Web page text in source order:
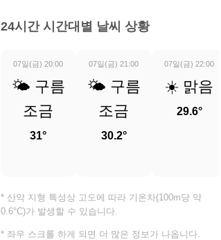
24시간 시간대별 날씨 상황
07일(금) 20:00
🌤️ 구름
조금
31°
07일(금) 21:00
🌤️ 구름
조금
30.2°
07일(금) 22:00
☀️ 맑음
29.6°
* 산악 지형 특성상 고도에 따라 기온차(100m당 약
0.6°C)가 발생할 수 있습니다.
* 좌우 스크롤 하게 되면 더 많은 정보가 나옵니다.